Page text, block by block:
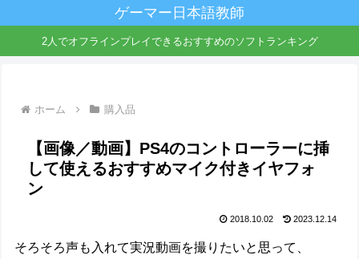
ゲーマー日本語教師
2人でオフラインプレイできるおすすめのソフトランキング
ホーム 購入品
【画像／動画】PS4のコントローラーに挿
して使えるおすすめマイク付きイヤフォ
ン
2018.10.02 2023.12.14
そろそろ声も入れて実況動画を撮りたいと思って、